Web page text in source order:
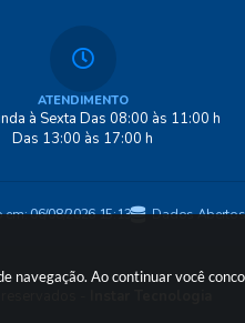
navegação. Ao continuar você
ATENDIMENTO
à Sexta Das 08:00 às 11:00 h
Das 13:00 às 17:00 h
em:06/08/2026 15:13 Dados Abertos